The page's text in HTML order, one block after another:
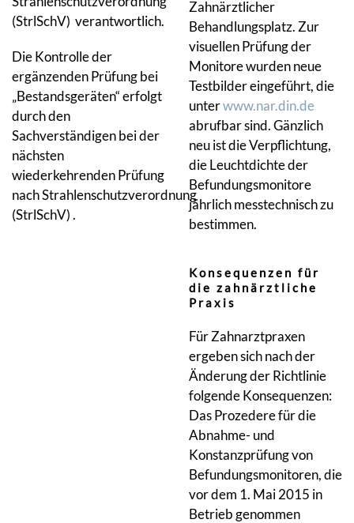
(StrlSchV) verantwortlich.
Die Kontrolle der
ergänzenden Prüfung bei
„Bestandsgeräten“ erfolgt
durch den
Sachverständigen bei der
nächsten
wiederkehrenden Prüfung
nach Strahlenschutzverordnung
(StrlSchV) .
Zahnärztlicher
Behandlungsplatz. Zur
visuellen Prüfung der
Monitore wurden neue
Testbilder eingeführt, die
unterwww.nar.din.de
abrufbar sind. Gänzlich
neu ist die Verpflichtung,
die Leuchtdichte der
Befundungsmonitore
jährlich messtechnisch zu
bestimmen.
Konsequenzen für
die zahnärztliche
Praxis
Für Zahnarztpraxen
ergeben sich nach der
Änderung der Richtlinie
folgende Konsequenzen:
Das Prozedere für die
Abnahme- und
Konstanzprüfung von
Befundungsmonitoren, die
vor dem 1. Mai 2015 in
Betrieb genommen